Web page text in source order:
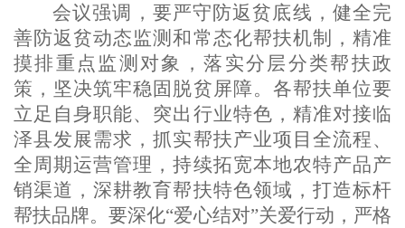
会议强调，要严守防返贫底线，健全完
善防返贫动态监测和常态化帮扶机制，精准
摸排重点监测对象，落实分层分类帮扶政
策，坚决筑牢稳固脱贫屏障。各帮扶单位要
立足自身职能、突出行业特色，精准对接临
泽县发展需求，抓实帮扶产业项目全流程、
全周期运营管理，持续拓宽本地农特产品产
销渠道，深耕教育帮扶特色领域，打造标杆
帮扶品牌。要深化“爱心结对”关爱行动，严格